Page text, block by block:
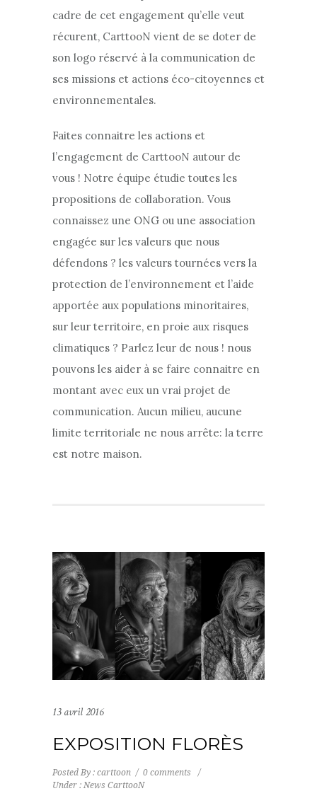
cadre de cet engagement qu’elle veut
récurent, CarttooN vient de se doter de
son logo réservé à la communication de
ses missions et actions éco-citoyennes et
environnementales.
Faites connaitre les actions et
l’engagement de CarttooN autour de
vous ! Notre équipe étudie toutes les
propositions de collaboration. Vous
connaissez une ONG ou une association
engagée sur les valeurs que nous
défendons ? les valeurs tournées vers la
protection de l’environnement et l’aide
apportée aux populations minoritaires,
sur leur territoire, en proie aux risques
climatiques ? Parlez leur de nous ! nous
pouvons les aider à se faire connaitre en
montant avec eux un vrai projet de
communication. Aucun milieu, aucune
limite territoriale ne nous arrête: la terre
est notre maison.
13 avril 2016
EXPOSITION FLORÈS
Posted By : carttoon / 0 comments
/
Under : News CarttooN